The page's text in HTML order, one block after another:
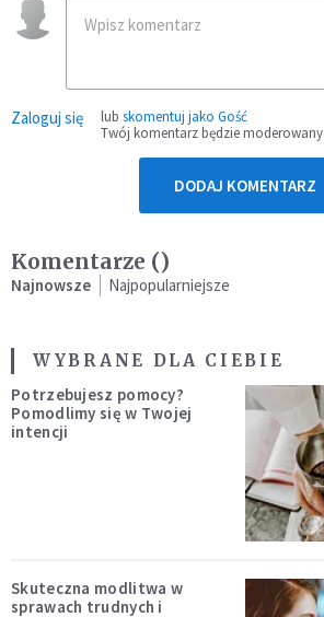
Zaloguj się lub skomentuj jako Gość
Twój komentarz będzie moderowany
DODAJ KOMENTARZ
Komentarze ()
Najnowsze Najpopularniejsze
WYBRANE DLA CIEBIE
Potrzebujesz pomocy?
Pomodlimy się w Twojej
intencji
Skuteczna modlitwa w
sprawach trudnych i